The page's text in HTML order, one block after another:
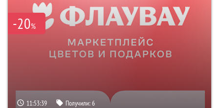
-20%
11:53:38 Получили:6